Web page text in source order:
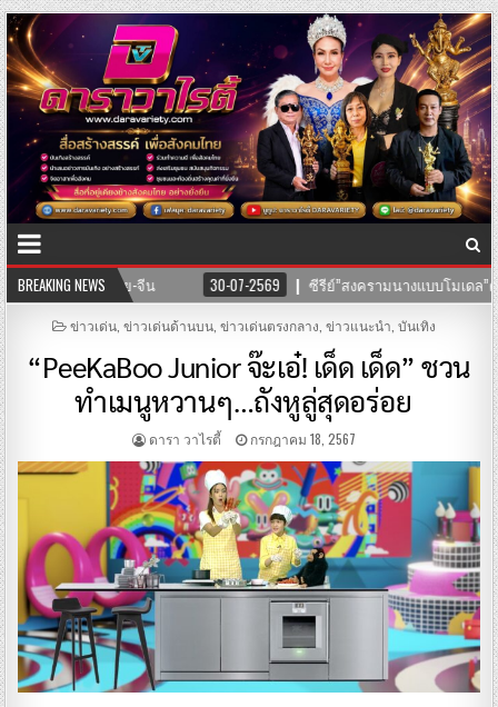
BREAKING NEWS
30-07-2569 ซีรีย์”สงครามนางแบบโมเดล”ค่าย บริษัทแสงตะวันฟิล์ม” นำ
POSTED
ข่าวเด่น, ข่าวเด่นด้านบน, ข่าวเด่นตรงกลาง ข่าวแนะนำ บันเทิง
“PeeKaBoo Junior จ๊ะเอ๋! เด็ด เด็ด” ชวน
ทำเมนูหวานๆ…ถังหูลู่สุดอร่อย
ดารา วาไรตี้ กรกฎาคม 18, 2567